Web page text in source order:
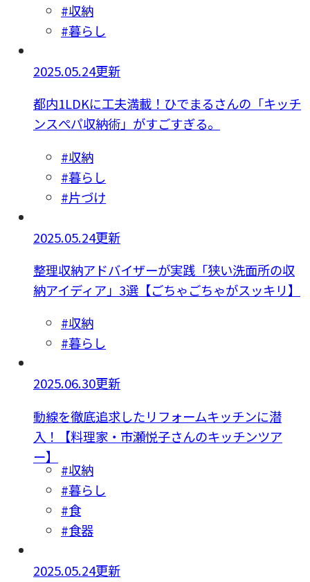
#収納
#暮らし
2025.05.24更新
都内1LDKに工夫満載！ひでまるさんの「キッチ
ンスぺパ収納術」がすごすぎる。
#収納
#暮らし
#片づけ
2025.05.24更新
整理収納アドバイザーが実践「狭い洗面所の収
納アイディア」3選【ごちゃごちゃがスッキリ】
#収納
#暮らし
2025.06.30更新
動線を徹底追求したリフォームキッチンに潜
入！【料理家・市瀬悦子さんのキッチンツア
ー】
#収納
#暮らし
#食
#食器
2025.05.24更新